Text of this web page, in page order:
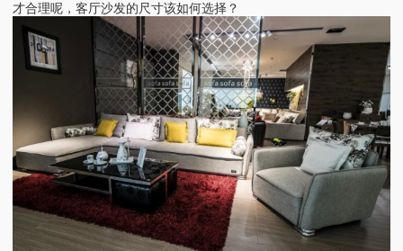
才合理呢，客厅沙发的尺寸该如何选择？